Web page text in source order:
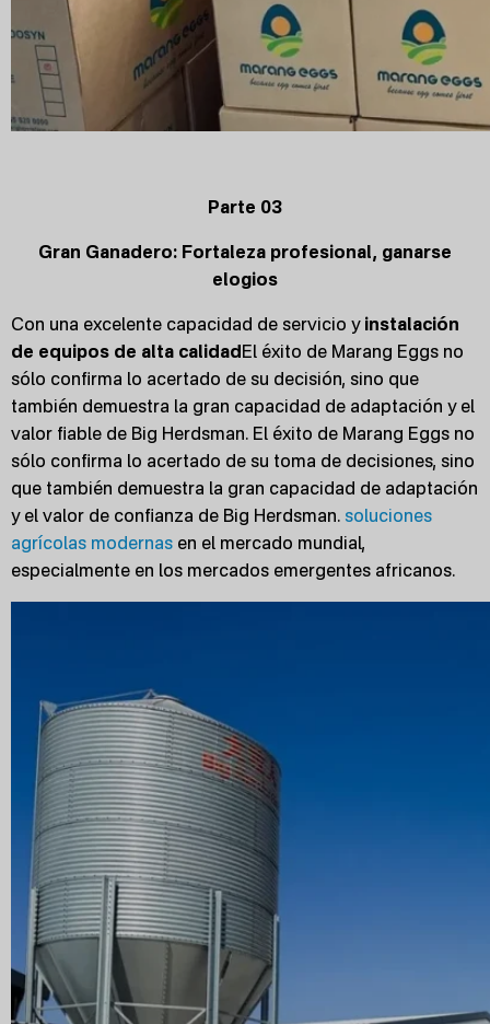
Parte 03
Gran Ganadero: Fortaleza profesional, ganarse
elogios
Con una excelente capacidad de servicio y instalación
de equipos de alta calidadEl éxito de Marang Eggs no
sólo confirma lo acertado de su decisión, sino que
también demuestra la gran capacidad de adaptación y el
valor fiable de Big Herdsman. El éxito de Marang Eggs no
sólo confirma lo acertado de su toma de decisiones, sino
que también demuestra la gran capacidad de adaptación
y el valor de confianza de Big Herdsman. soluciones
agrícolas modernas en el mercado mundial,
especialmente en los mercados emergentes africanos.